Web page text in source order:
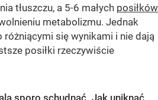
tłuszczu, a 5-6 małych posiłków
metabolizmu. Jednak
się wynikami i nie dają
posiłki rzeczywiście
sporo schudnąć. Jak uniknąć